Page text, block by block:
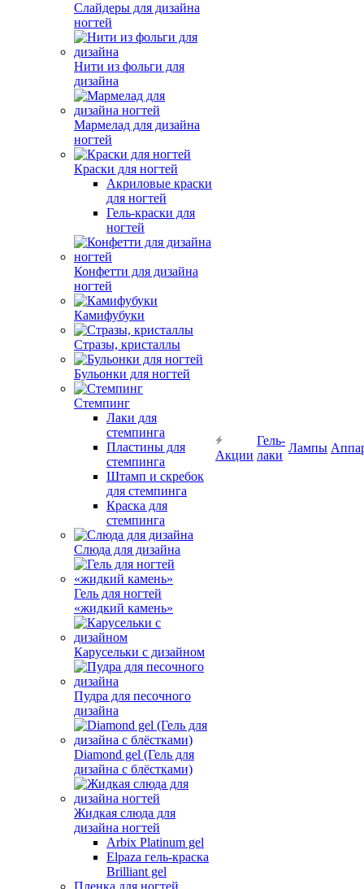
Слайдеры для дизайна
ногтей
Нити из фольги для
дизайна
Мармелад для дизайна
ногтей
Краски для ногтей
Акриловые краски
для ногтей
Гель-краски для
ногтей
Конфетти для дизайна
ногтей
Камифубуки
Стразы, кристаллы
Бульонки для ногтей
Стемпинг
Лаки для
стемпинга
Пластины для
стемпинга
Штамп и скребок
для стемпинга
Краска для
стемпинга
Слюда для дизайна
Гель для ногтей
«жидкий камень»
Карусельки с дизайном
Пудра для песочного
дизайна
Diamond gel (Гель для
дизайна с блёстками)
Жидкая слюда для
дизайна ногтей
Arbix Platinum gel
Elpaza гель-краска
Brilliant gel
Пленка для ногтей
Акции
Гель-
лаки
Лампы